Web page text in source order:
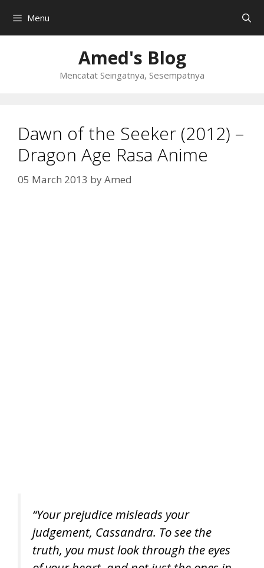
content
Menu
Amed's Blog
Mencatat Seingatnya, Sesempatnya
Dawn of the Seeker (2012) –
Dragon Age Rasa Anime
05 March 2013 byAmed
“Your prejudice misleads your
judgement, Cassandra. To see the
truth, you must look through the eyes